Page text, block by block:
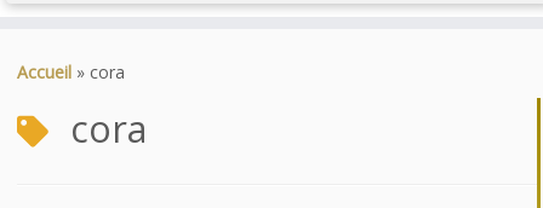
auAccueil » cora
cora